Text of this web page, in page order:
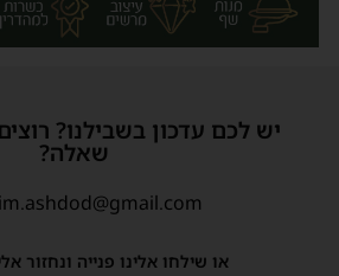
יש לכם עדכון בשבילנו?
שאלה?
או שילחו אלינו פנייה ונחזור